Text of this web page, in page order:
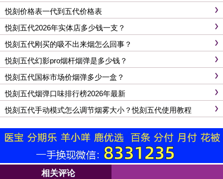
悦刻价格表一代到五代价格表
悦刻五代2026年实体店多少钱一支？
悦刻五代刚买的吸不出来烟怎么回事？
悦刻五代幻影pro烟杆烟弹是多少钱？
悦刻五代国标市场价烟弹多少一盒？
悦刻五代烟弹口味排行榜2026年最新
悦刻五代手动模式怎么调节烟雾大小？悦刻五代使用教程
相关评论